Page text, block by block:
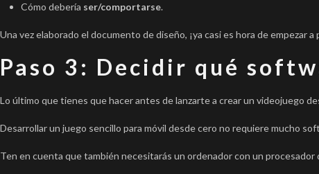
Cómo debería ser/comportarse.
Una vez elaborado el documento de diseño, ¡ya casi es hora de empezar a
Paso 3: Decidir qué
Lo último que tienes que hacer antes de lanzarte a crear un videojuego
Desarrollar un juego sencillo para móvil desde cero no requiere mucho
Ten en cuenta que también necesitarás un ordenador con un